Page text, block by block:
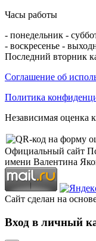
Часы работы
- понедельник -
- воскресенье -
Последний вторник
Соглашение об
Политика
Независимая оценка
Официальный сайт
имени Валентина
Сайт сделан на
Вход в личный